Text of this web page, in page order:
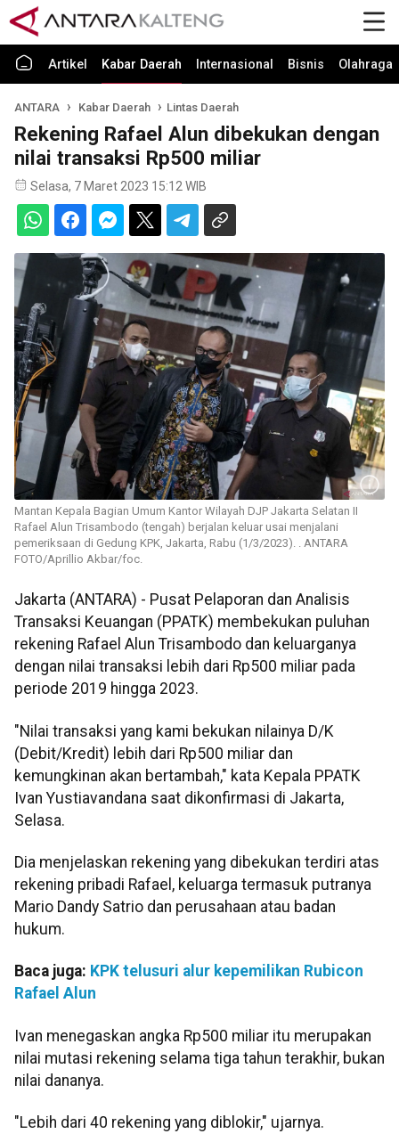
Artikel Kabar Daerah Internasional Bisnis Olahraga
ANTARA Kabar Daerah Lintas Daerah
Rekening Rafael Alun dibekukan dengan
nilai transaksi Rp500 miliar
Selasa, 7 Maret 2023 15:12 WIB
Mantan Kepala Bagian Umum Kantor Wilayah DJP Jakarta Selatan II
Rafael Alun Trisambodo (tengah) berjalan keluar usai menjalani
pemeriksaan di Gedung KPK, Jakarta, Rabu (1/3/2023). . ANTARA
FOTO/Aprillio Akbar/foc.
Jakarta (ANTARA) - Pusat Pelaporan dan Analisis
Transaksi Keuangan (PPATK) membekukan puluhan
rekening Rafael Alun Trisambodo dan keluarganya
dengan nilai transaksi lebih dari Rp500 miliar pada
periode 2019 hingga 2023.
"Nilai transaksi yang kami bekukan nilainya D/K
(Debit/Kredit) lebih dari Rp500 miliar dan
kemungkinan akan bertambah," kata Kepala PPATK
Ivan Yustiavandana saat dikonfirmasi di Jakarta,
Selasa.
Dia menjelaskan rekening yang dibekukan terdiri atas
rekening pribadi Rafael, keluarga termasuk putranya
Mario Dandy Satrio dan perusahaan atau badan
hukum.
Baca juga: KPK telusuri alur kepemilikan Rubicon
Rafael Alun
Ivan menegaskan angka Rp500 miliar itu merupakan
nilai mutasi rekening selama tiga tahun terakhir, bukan
nilai dananya.
"Lebih dari 40 rekening yang diblokir," ujarnya.